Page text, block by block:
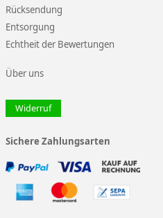
Rücksendung
Entsorgung
Echtheit der Bewertungen
Über uns
Widerruf
Sichere Zahlungsarten